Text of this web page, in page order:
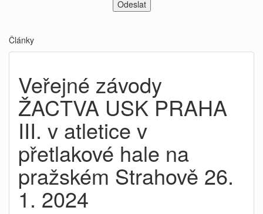
Články
Veřejné závody
ŽACTVA USK PRAHA
III. v atletice v
přetlakové hale na
pražském Strahově 26.
1. 2024